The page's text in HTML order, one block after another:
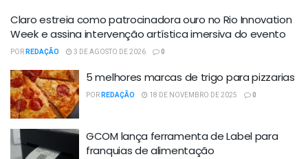
Claro estreia como patrocinadora ouro no Rio Innovation
Week e assina intervenção artística imersiva do evento
PORREDAÇÃO 3 DE AGOSTO DE 2026 0
5 melhores marcas de trigo para pizzarias
PORREDAÇÃO 18 DE NOVEMBRO DE 2025 0
GCOM lança ferramenta de Label para
franquias de alimentação